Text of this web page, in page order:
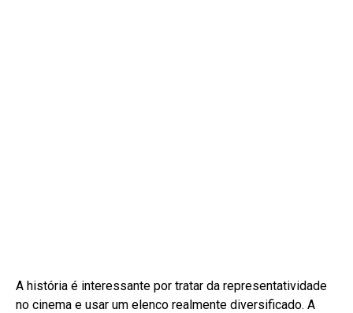
A história é interessante por tratar da representatividade
no cinema e usar um elenco realmente diversificado. A